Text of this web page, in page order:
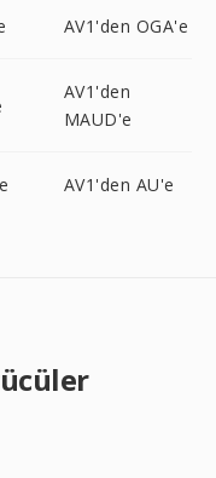
AV1'den OGA'e
AV1'den
MAUD'e
AV1'den AU'e